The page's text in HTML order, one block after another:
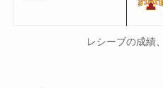
レシーブの成績